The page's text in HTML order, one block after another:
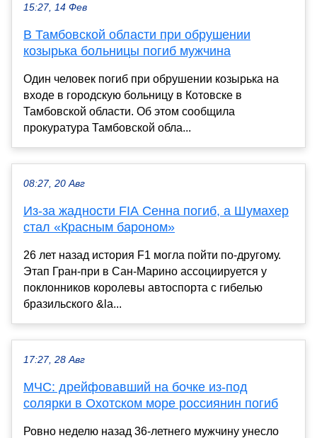
15:27, 14 Фев
В Тамбовской области при обрушении
козырька больницы погиб мужчина
Один человек погиб при обрушении козырька на
входе в городскую больницу в Котовске в
Тамбовской области. Об этом сообщила
прокуратура Тамбовской обла...
08:27, 20 Авг
Из-за жадности FIA Сенна погиб, а Шумахер
стал «Красным бароном»
26 лет назад история F1 могла пойти по-другому.
Этап Гран-при в Сан-Марино ассоциируется у
поклонников королевы автоспорта с гибелью
бразильского &la...
17:27, 28 Авг
МЧС: дрейфовавший на бочке из-под
солярки в Охотском море россиянин погиб
Ровно неделю назад 36-летнего мужчину унесло